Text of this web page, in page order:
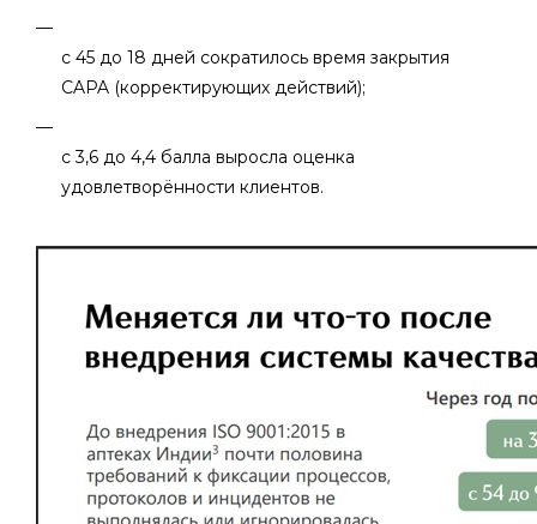
с 45 до 18 дней сократилось время закрытия
CAPA (корректирующих действий);
с 3,6 до 4,4 балла выросла оценка
удовлетворённости клиентов.